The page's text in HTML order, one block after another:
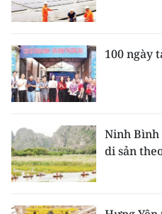
100 ngày
Ninh
di sản